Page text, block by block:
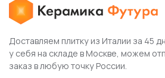
Доставляем плитку из Италии за 45
у себя на складе в Москве, можем
заказ в любую точку России.